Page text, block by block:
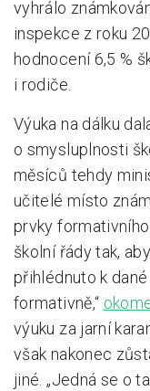
vyhrálo
inspekce z roku
hodnocení 6,5 %
i rodiče.
Výuka na dálku
o smysluplnosti
měsíců tehdy
učitelé místo
prvky
školní řády tak,
přihlédnuto k
formativně,“
výuku za jarní
však nakonec
jiné. „Jedná se o